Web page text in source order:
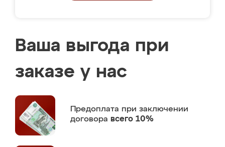
Ваша выгода при
заказе у нас
Предоплата при заключении
договора всего 10%